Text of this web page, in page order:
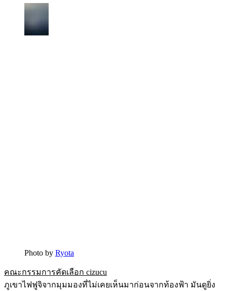
Photo by Ryota
คณะกรรมการคัดเลือก cizucu
ภูเขาไฟฟูจิจากมุมมองที่ไม่เคยเห็นมาก่อนจากท้องฟ้า มันดูยิ่ง